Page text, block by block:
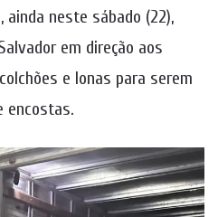
ainda neste sábado (22),
em direção aos
e lonas para serem
encostas.